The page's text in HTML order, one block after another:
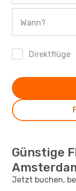
Wann?
Direktflüge
Günstige
Jetzt buchen,